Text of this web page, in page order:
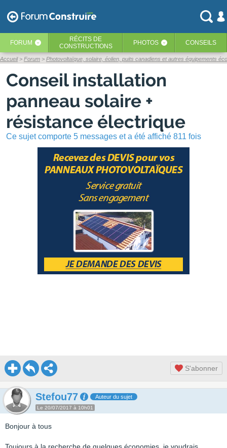
FORUM ‹ RÉCITS DE
CONSTRUCTIONS
PHOTOS ‹ CONSEILS
Accueil Forum Photovoltaïque, solaire, éolien, puits canadiens et autres équipements
Conseil installation
panneau solaire +
résistance électrique
Ce sujet comporte 5 messages et a été affiché 811 fois
S'abonner
Stefou77 Auteur du sujet
Le 20/07/2017 à 10h01
Bonjour à tous